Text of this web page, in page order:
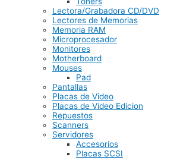
Lectora/Grabadora CD/DVD
Lectores de Memorias
Memoria RAM
Microprocesador
Monitores
Motherboard
Mouses
Pad
Pantallas
Placas de Video
Placas de Video Edicion
Repuestos
Scanners
Servidores
Accesorios
Placas SCSI